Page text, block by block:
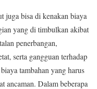
juga bisa di kenakan biaya
yang di timbulkan akibat
penerbangan,
serta gangguan terhadap
tambahan yang harus
ancaman. Dalam beberapa